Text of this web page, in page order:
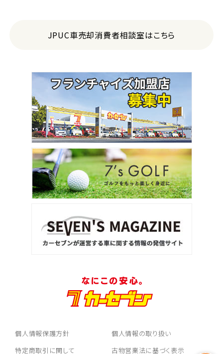
JPUC車売却消費者相談室はこちら
個人情報保護方針
個人情報の取り扱い
特定商取引に関して
古物営業法に基づく表示